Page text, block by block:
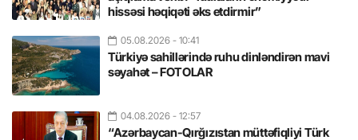
hissəsi həqiqəti əks etdirmir”
05.08.2026 - 10:41
Türkiyə sahillərində ruhu dinləndirən mavi
səyahət – FOTOLAR
04.08.2026 - 12:57
“Azərbaycan-Qırğızıstan müttəfiqliyi Türk